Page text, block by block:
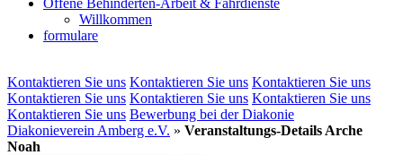
Willkommen
formulare
Kontaktieren Sie uns Kontaktieren Sie uns Kontaktieren Sie uns
Kontaktieren Sie uns Kontaktieren Sie uns Kontaktieren Sie uns
Kontaktieren Sie uns Bewerbung bei der Diakonie
Diakonieverein Amberg e.V. » Veranstaltungs-Details Arche
Noah